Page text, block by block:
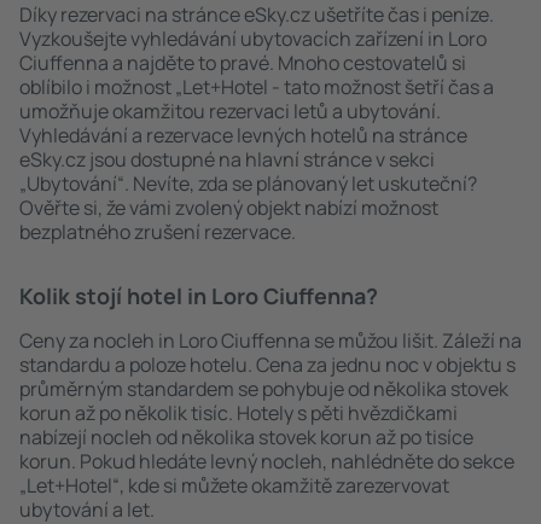
Díky rezervaci na stránce eSky.cz ušetříte čas i peníze.
Vyzkoušejte vyhledávání ubytovacích zařízení in Loro
Ciuffenna a najděte to pravé. Mnoho cestovatelů si
oblíbilo i možnost „Let+Hotel - tato možnost šetří čas a
umožňuje okamžitou rezervaci letů a ubytování.
Vyhledávání a rezervace levných hotelů na stránce
eSky.cz jsou dostupné na hlavní stránce v sekci
„Ubytování“. Nevíte, zda se plánovaný let uskuteční?
Ověřte si, že vámi zvolený objekt nabízí možnost
bezplatného zrušení rezervace.
Kolik stojí hotel in Loro Ciuffenna?
Ceny za nocleh in Loro Ciuffenna se můžou lišit. Záleží na
standardu a poloze hotelu. Cena za jednu noc v objektu s
průměrným standardem se pohybuje od několika stovek
korun až po několik tisíc. Hotely s pěti hvězdičkami
nabízejí nocleh od několika stovek korun až po tisíce
korun. Pokud hledáte levný nocleh, nahlédněte do sekce
„Let+Hotel“, kde si můžete okamžitě zarezervovat
ubytování a let.